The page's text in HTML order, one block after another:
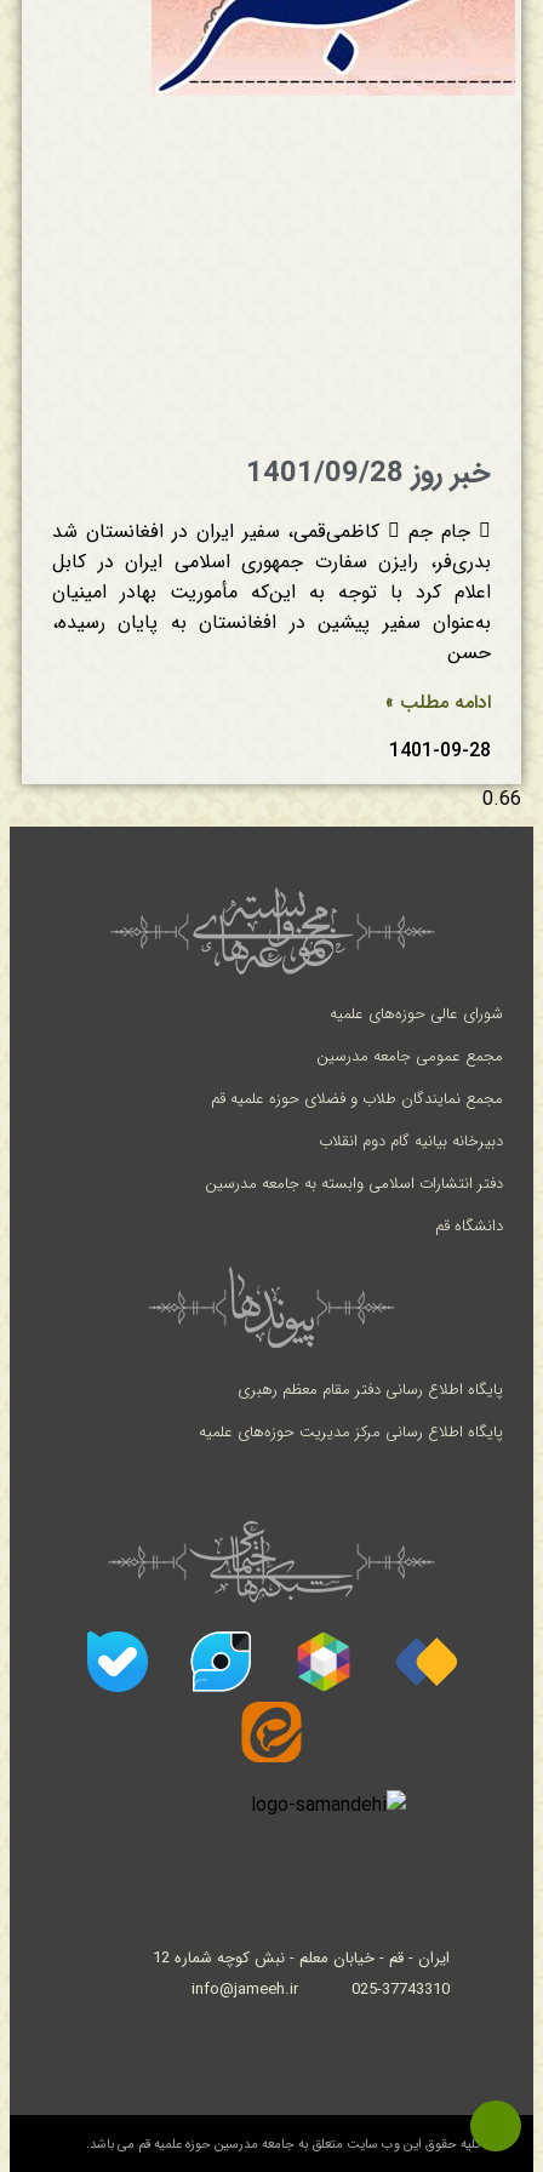
خبر روز 1401/09/28
 جام جم  کاظمی‌قمی، سفیر ایران در افغانستان شد
بدری‌فر، رایزن سفارت جمهوری اسلامی ایران در کابل
اعلام کرد با توجه به این‌که مأموریت بهادر امینیان
به‌عنوان سفیر پیشین در افغانستان به پایان رسیده،
حسن
ادامه مطلب »
1401-09-28
شورای عالی حوزه‌های علمیه
مجمع عمومی جامعه مدرسین
مجمع نمایندگان طلاب و فضلای حوزه علمیه قم
دبیرخانه بیانیه گام دوم انقلاب
دفتر انتشارات اسلامی وابسته به جامعه مدرسین
دانشگاه قم
پایگاه اطلاع رسانی دفتر مقام معظم رهبری
پایگاه اطلاع رسانی مرکز مدیریت حوزه‌های علمیه
ایران - قم - خیابان معلم - نبش کوچه شماره 12
025-37743310
info@jameeh.ir
© کلیه حقوق این وب سایت متعلق به جامعه مدرسین حوزه علمیه قم می باشد.